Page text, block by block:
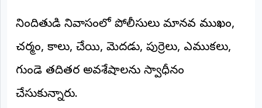
రిపోర్టర్లు
రిపోర్టర్‌గా
చేరండి
లాగిన్
(Login)
నిందితుడి నివాసంలో పోలీసులు మానవ ముఖం,
చర్మం, కాలు, చేయి, మెదడు, పుర్రెలు, ఎముకలు,
గుండె తదితర అవశేషాలను స్వాధీనం
చేసుకున్నారు.